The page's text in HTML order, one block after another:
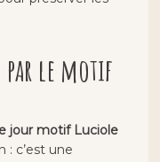
par le motif
jour motif Luciole
: c’est une